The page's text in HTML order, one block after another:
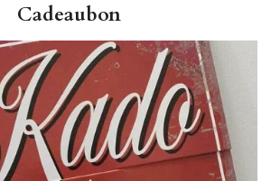
Cadeaubon